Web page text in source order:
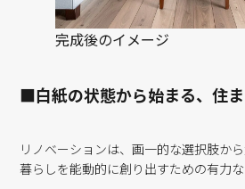
完成後のイメージ
■白紙の状態から始まる、住
リノベーションは、画一的な選択肢か
暮らしを能動的に創り出すための有力な